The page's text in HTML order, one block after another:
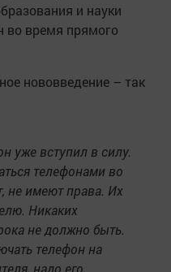
и науки
во время прямого
нововведение – так
уже вступил в силу.
телефонами во
не имеют права. Их
Никаких
не должно быть.
телефон на
надо его